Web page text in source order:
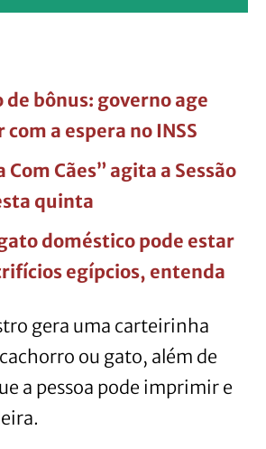
bônus: governo age
a espera no INSS
Com Cães” agita a Sessão
quinta
doméstico pode estar
egípcios, entenda
gera uma carteirinha
ou gato, além de
a pessoa pode imprimir e